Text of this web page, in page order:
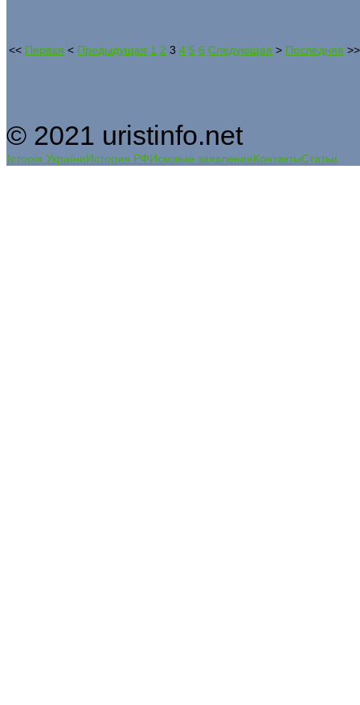
<< Первая < Предыдущая 1 2 3 4 5 6 Следующая > Последняя >>
© 2021 uristinfo.net
Історія УкраїниИстория РФИсковые заявленияКонтактыСтатьи